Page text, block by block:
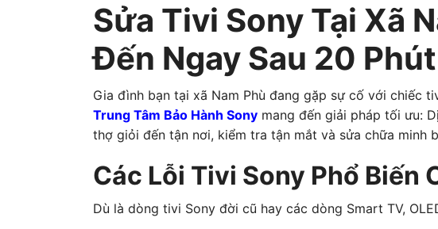
Sửa Tivi Sony Tại Xã
Đến Ngay Sau 20 Phút
Gia đình bạn tại xã Nam Phù đang gặp sự cố với chiếc
Trung Tâm Bảo Hành Sony mang đến giải pháp tối ưu:
thợ giỏi đến tận nơi, kiểm tra tận mắt và sửa chữa minh
Các Lỗi Tivi Sony Phổ Biến
Dù là dòng tivi Sony đời cũ hay các dòng Smart TV,